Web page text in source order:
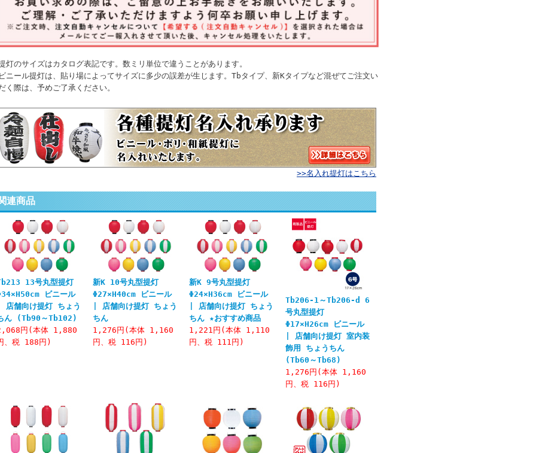
灯のサイズはカタログ表記です。数ミリ単位で違うことがあります。
ニール提灯は、貼り場によってサイズに多少の誤差が生じます。Tbタイプ、新Kタイプなど混ぜてご注文い
く際は、予めご了承ください。
>>名入れ提灯はこちら
連商品
13号丸型提灯
ビニール
舗向け提灯 ちょう
ん (Tb90～Tb102)
円(本体 1,880
、税 188円)
新K 10号丸型提灯
Φ27×H40cm ビニール
| 店舗向け提灯 ちょう
ちん
1,276円(本体 1,160
円、税 116円)
新K 9号丸型提灯
Φ24×H36cm ビニール
| 店舗向け提灯 ちょう
ちん ★おすすめ商品
1,221円(本体 1,110
円、税 111円)
Tb206-1～Tb206-d 6
号丸型提灯
Φ17×H26cm ビニール
| 店舗向け提灯 室内装
飾用 ちょうちん
(Tb60～Tb68)
1,276円(本体 1,160
円、税 116円)